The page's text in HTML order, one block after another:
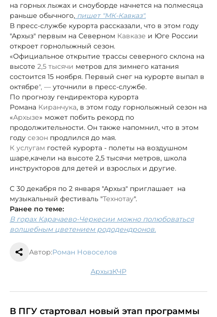
на горных лыжах и сноуборде начнется на полмесяца
раньше обычного, пишет "МК-Кавказ".
В пресс-службе курорта рассказали, что в этом году
"Архыз" первым на Северном Кавказе и Юге России
откроет горнолыжный сезон.
«Официальное открытие трассы северного склона на
высоте 2,5 тысячи метров для зимнего катания
состоится 15 ноября. Первый снег на курорте выпал в
октябре", — уточнили в пресс-службе.
По прогнозу гендиректора курорта
Романа Киранчука, в этом году горнолыжный сезон на
«Архызе» может побить рекорд по
продолжительности. Он также напомнил, что в этом
году сезон продлился до мая.
К услугам гостей курорта - полеты на воздушном
шаре,качели на высоте 2,5 тысячи метров, школа
инструкторов для детей и взрослых и другие.
С 30 декабря по 2 января "Архыз" приглашает на
музыкальный фестиваль "Технотау".
Ранее по теме:
В горах Карачаево-Черкесии можно полюбоваться
волшебным цветением рододендронов.
Автор:Роман Новоселов
Архыз КЧР
В ПГУ стартовал новый этап программы